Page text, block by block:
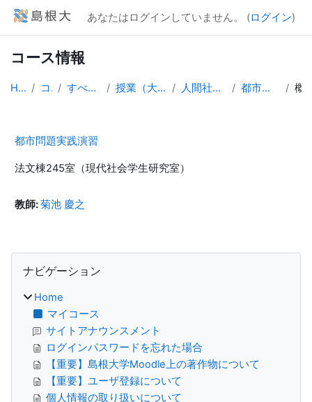
メインコンテンツへスキップする
あなたはログインしていません。 (ログイン)
コース情報
Home コース すべてのコース 授業（大学院生向け） 人間社会科学研究科 都市問題実践演習
都市問題実践演習
法文棟245室（現代社会学生研究室）
教師:菊池 慶之
ブロック
ナビゲーション
Home
マイコース
サイトアナウンスメント
ログインパスワードを忘れた場合
【重要】島根大学Moodle上の著作物について
【重要】ユーザ登録について
個人情報の取り扱いについて